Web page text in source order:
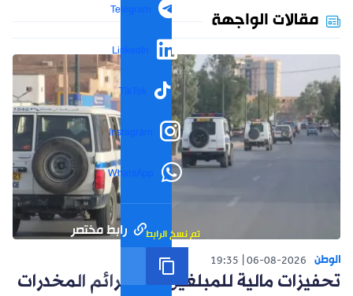
Telegram
LinkedIn
TikTok
Instagram
WhatsApp
رابط مختصر تم نسخ الرابط
مقالات الواجهة
الوطن 06-08-2026
19:35
تحفيزات مالية للمبلغين عن جرائم المخدرات